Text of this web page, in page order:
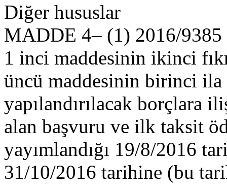
Diğer hususlar
MADDE 4– (1) 2016/9385
1 inci maddesinin ikinci
üncü maddesinin birinci ila
yapılandırılacak borçlara
alan başvuru ve ilk taksit
yayımlandığı 19/8/2016
31/10/2016 tarihine (bu